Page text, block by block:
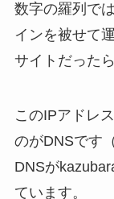
数字の羅列で
インを被せて
サイトだった
このIPアドレ
のがDNSです
DNSが
ています。